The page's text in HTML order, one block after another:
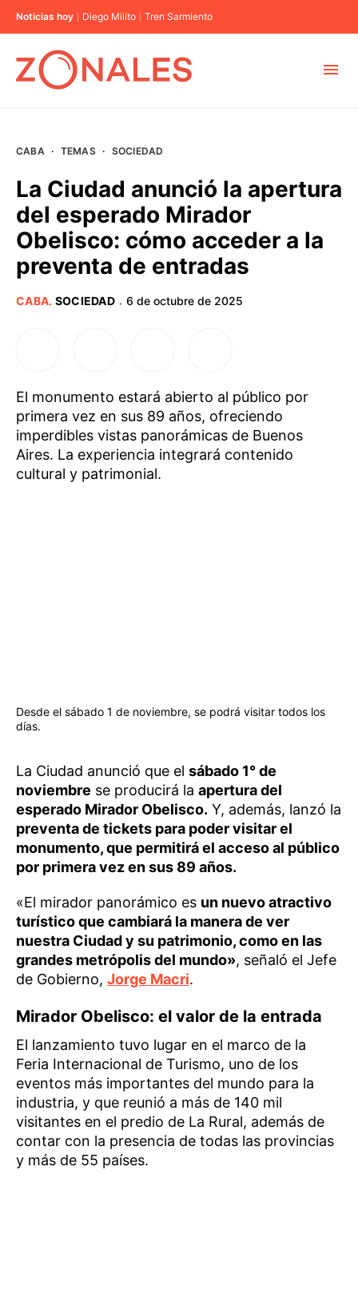
Noticias hoy Diego Milito Tren Sarmiento
BUENOS AIRES
PROVINCIAS
CABA · TEMAS · SOCIEDAD
La Ciudad anunció la apertura
del esperado Mirador
Obelisco: cómo acceder a la
preventa de entradas
CABA. SOCIEDAD · 6 de octubre de 2025
El monumento estará abierto al público por
primera vez en sus 89 años, ofreciendo
imperdibles vistas panorámicas de Buenos
Aires. La experiencia integrará contenido
cultural y patrimonial.
Desde el sábado 1 de noviembre, se podrá visitar todos los
días.
La Ciudad anunció que el sábado 1° de
noviembre se producirá la apertura del
esperado Mirador Obelisco. Y, además, lanzó la
preventa de tickets para poder visitar el
monumento, que permitirá el acceso al público
por primera vez en sus 89 años.
«El mirador panorámico es un nuevo atractivo
turístico que cambiará la manera de ver
nuestra Ciudad y su patrimonio, como en las
grandes metrópolis del mundo», señaló el Jefe
de Gobierno, Jorge Macri.
Mirador Obelisco: el valor de la entrada
El lanzamiento tuvo lugar en el marco de la
Feria Internacional de Turismo, uno de los
eventos más importantes del mundo para la
industria, y que reunió a más de 140 mil
visitantes en el predio de La Rural, además de
contar con la presencia de todas las provincias
y más de 55 países.